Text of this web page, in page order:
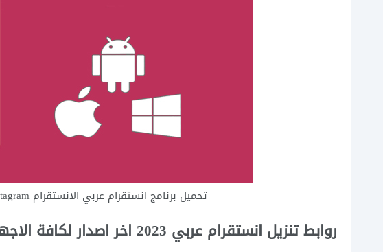
تحميل برنامج انستقرام عربي الانستقرام Instagram رابط مباشر لجميع الاجهزة
روابط تنزيل انستقرام عربي 2023 اخر اصدار لكافة الاجهزة